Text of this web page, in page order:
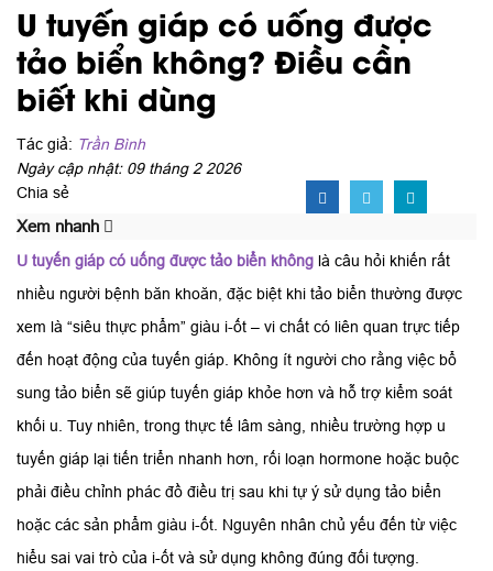
U tuyến giáp có uống được
tảo biển không? Điều cần
biết khi dùng
Tác giả: Trần Bình
Ngày cập nhật: 09 tháng 2 2026
Chia sẻ
Xem nhanh
U tuyến giáp có uống được tảo biển không là câu hỏi khiến rất
nhiều người bệnh băn khoăn, đặc biệt khi tảo biển thường được
xem là “siêu thực phẩm” giàu i-ốt – vi chất có liên quan trực tiếp
đến hoạt động của tuyến giáp. Không ít người cho rằng việc bổ
sung tảo biển sẽ giúp tuyến giáp khỏe hơn và hỗ trợ kiểm soát
khối u. Tuy nhiên, trong thực tế lâm sàng, nhiều trường hợp u
tuyến giáp lại tiến triển nhanh hơn, rối loạn hormone hoặc buộc
phải điều chỉnh phác đồ điều trị sau khi tự ý sử dụng tảo biển
hoặc các sản phẩm giàu i-ốt. Nguyên nhân chủ yếu đến từ việc
hiểu sai vai trò của i-ốt và sử dụng không đúng đối tượng.